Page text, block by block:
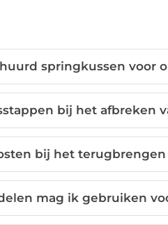
springkussen voor
bij het afbreken
bij het
mag ik gebruiken